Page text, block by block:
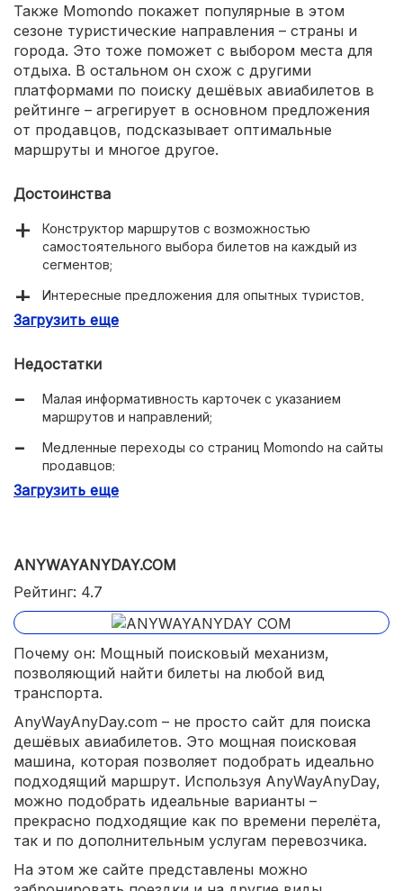
Также Momondo покажет популярные в этом
сезоне туристические направления – страны и
города. Это тоже поможет с выбором места для
отдыха. В остальном он схож с другими
платформами по поиску дешёвых авиабилетов в
рейтинге – агрегирует в основном предложения
от продавцов, подсказывает оптимальные
маршруты и многое другое.
Достоинства
Конструктор маршрутов с возможностью
самостоятельного выбора билетов на каждый из
сегментов;
Интересные предложения для опытных туристов,
подсказки «Куда поехать»;
Загрузить еще
Недостатки
Малая информативность карточек с указанием
маршрутов и направлений;
Медленные переходы со страниц Momondo на сайты
продавцов;
Агрессивное продвижение собственного сервиса
Загрузить еще
ANYWAYANYDAY.COM
Рейтинг: 4.7
Почему он: Мощный поисковый механизм,
позволяющий найти билеты на любой вид
транспорта.
AnyWayAnyDay.com – не просто сайт для поиска
дешёвых авиабилетов. Это мощная поисковая
машина, которая позволяет подобрать идеально
подходящий маршрут. Используя AnyWayAnyDay,
можно подобрать идеальные варианты –
прекрасно подходящие как по времени перелёта,
так и по дополнительным услугам перевозчика.
На этом же сайте представлены можно